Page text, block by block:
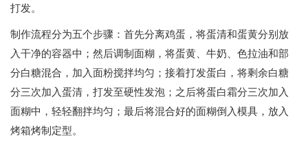
打发。
制作流程分为五个步骤：首先分离鸡蛋，将蛋清和蛋黄分别放
入干净的容器中；然后调制面糊，将蛋黄、牛奶、色拉油和部
分白糖混合，加入面粉搅拌均匀；接着打发蛋白，将剩余白糖
分三次加入蛋清，打发至硬性发泡；之后将蛋白霜分三次加入
面糊中，轻轻翻拌均匀；最后将混合好的面糊倒入模具，放入
烤箱烤制定型。